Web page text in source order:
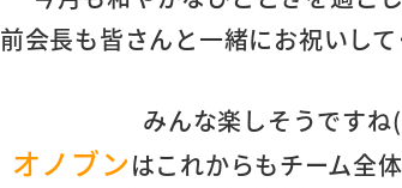
前会長も皆さんと一緒にお祝いし
みんな楽しそうです
オノブンはこれからもチーム全